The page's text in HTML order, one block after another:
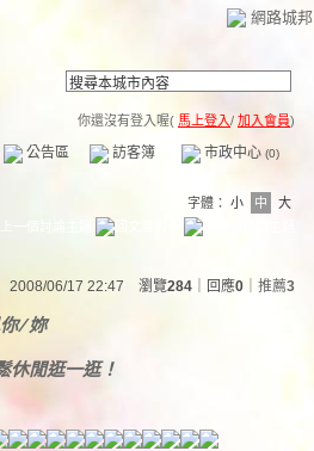
網路城邦
你還沒有登入喔( 馬上登入/ 加入會員)
公告區 訪客簿 市政中心 (0)
字體： 小 中 大
2008/06/17 22:47 瀏覽284 ｜回應0 推薦3
你/妳
休閒逛一逛！